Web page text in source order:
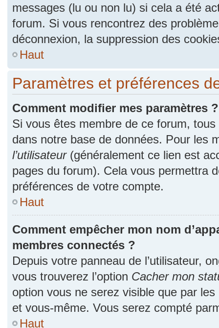
messages (lu ou non lu) si cela a été
forum. Si vous rencontrez des
déconnexion, la suppression des
Haut
Paramètres et préférences
Comment modifier mes paramètres ?
Si vous êtes membre de ce forum,
dans notre base de données. Pour les
l’utilisateur(généralement ce lien est
pages du forum). Cela vous permettra
préférences de votre compte.
Haut
Comment empêcher mon nom
membres connectés ?
Depuis votre panneau de l’utilisateur,
vous trouverez l’option Cacher mon
option vous ne serez visible que par
et vous-même. Vous serez compté
Haut